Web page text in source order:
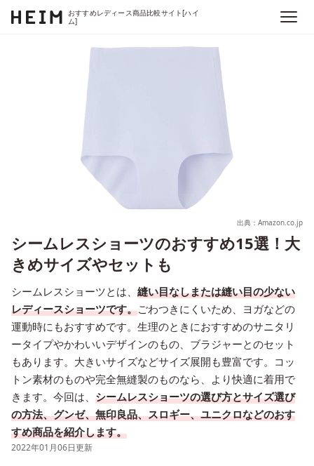
おすすめレディース商品比較サイト[ハイ
ム]
出典：Amazon.co.jp
シームレスショーツのおすすめ15選！大
きめサイズやセットも
シームレスショーツとは、 縫い目なしまたは縫い目の少ない
レディースショーツです。ごわつきにくいため、ヨガなどの
運動時にもおすすめです。生理のときにおすすめのサニタリ
ータイプやかわいいデザインのもの、ブラジャーとのセット
もあります。大きいサイズなどサイズ展開も豊富です。コッ
トン素材のものや完全無縫製のものなら、より快適に着用で
きます。今回は、 シームレスショーツの選び方とサイズ選び
の方法、グンゼ、無印良品、スロギー、ユニクロなどのおす
すめ商品を紹介します。
2022年01月06日更新